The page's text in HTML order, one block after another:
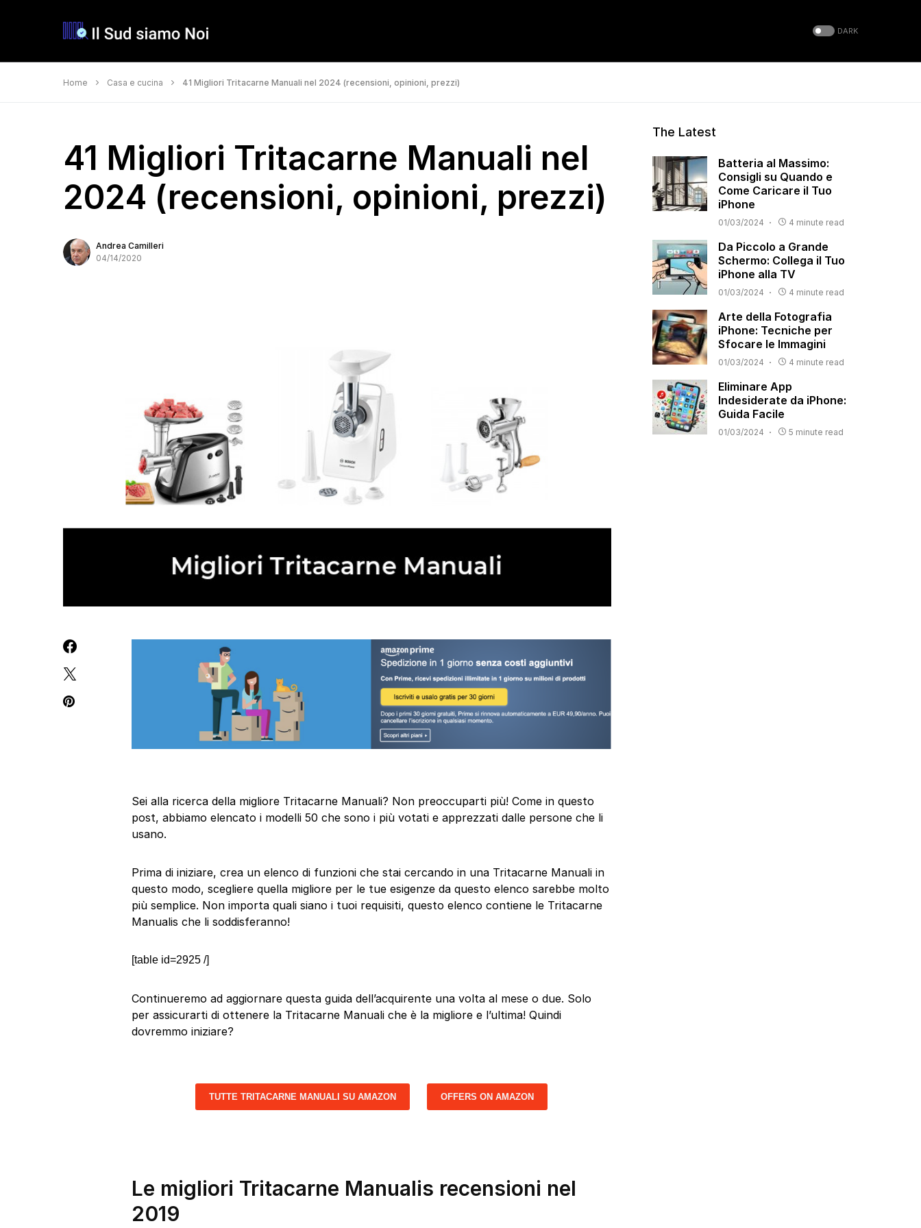
DARK
Home Casa e cucina 41 Migliori Tritacarne Manuali nel 2024 (recensioni, opinioni, prezzi)
41 Migliori Tritacarne Manuali nel
2024 (recensioni, opinioni, prezzi)
Andrea Camilleri
04/14/2020
Sei alla ricerca della migliore Tritacarne Manuali? Non preoccuparti più! Come in questo
post, abbiamo elencato i modelli 50 che sono i più votati e apprezzati dalle persone che li
usano.
Prima di iniziare, crea un elenco di funzioni che stai cercando in una Tritacarne Manuali in
questo modo, scegliere quella migliore per le tue esigenze da questo elenco sarebbe molto
più semplice. Non importa quali siano i tuoi requisiti, questo elenco contiene le Tritacarne
Manualis che li soddisferanno!
[table id=2925 /]
Continueremo ad aggiornare questa guida dell’acquirente una volta al mese o due. Solo
per assicurarti di ottenere la Tritacarne Manuali che è la migliore e l’ultima! Quindi
dovremmo iniziare?
TUTTE TRITACARNE MANUALI SU AMAZON OFFERS ON AMAZON
Le migliori Tritacarne Manualis recensioni nel
2019
The Latest
Batteria al Massimo:
Consigli su Quando e
Come Caricare il Tuo
iPhone
01/03/2024 4 minute read
Da Piccolo a Grande
Schermo: Collega il Tuo
iPhone alla TV
01/03/2024 4 minute read
Arte della Fotografia
iPhone: Tecniche per
Sfocare le Immagini
01/03/2024 4 minute read
Eliminare App
Indesiderate da iPhone:
Guida Facile
01/03/2024 5 minute read